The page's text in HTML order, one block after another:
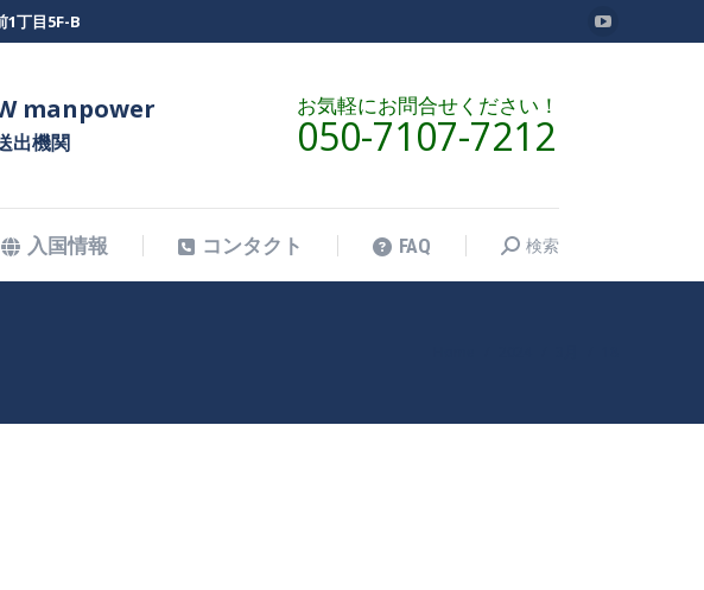
1丁目5F-B
YouTube
ウ
manpower
出機関
お気軽にお問合せください！
050-7107-7212
入国情報 コンタクト FAQ
検
索:
検索
入国情報 コンタクト FAQ
検